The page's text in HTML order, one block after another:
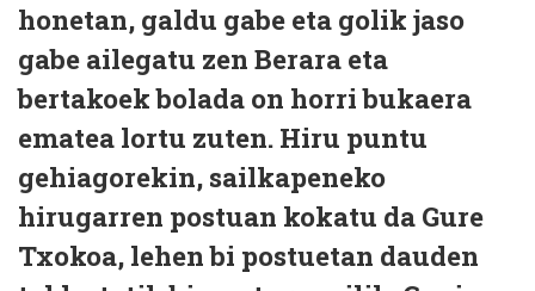
honetan, galdu gabe eta golik jaso
gabe ailegatu zen Berara eta
bertakoek bolada on horri bukaera
ematea lortu zuten. Hiru puntu
gehiagorekin, sailkapeneko
hirugarren postuan kokatu da Gure
Txokoa, lehen bi postuetan dauden